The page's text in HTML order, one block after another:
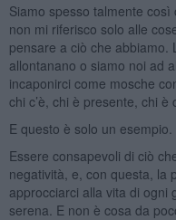
Siamo spesso talmente
non mi riferisco solo alle
pensare a ciò che abbiamo.
allontanano o siamo noi ad
incaponirci come mosche
chi c’è, chi è presente, chi è
E questo è solo un esempio.
Essere consapevoli di ciò
negatività, e, con questa, la
approcciarci alla vita di ogni
serena. E non è cosa da